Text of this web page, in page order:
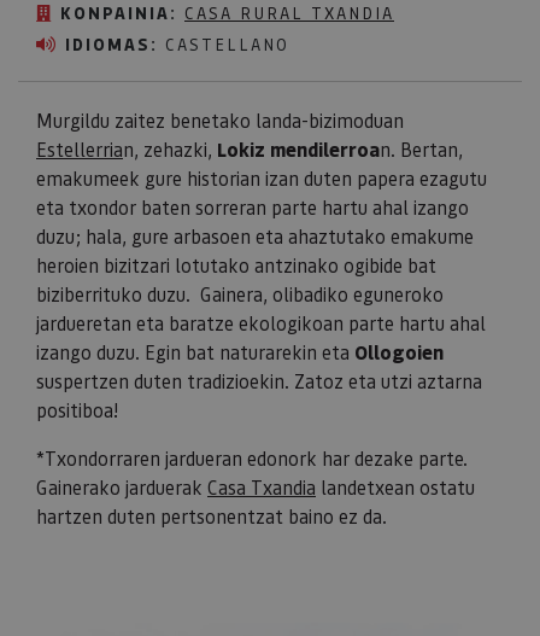
KONPAINIA: CASA RURAL TXANDIA
IDIOMAS: CASTELLANO
Murgildu zaitez benetako landa-bizimoduan
Estellerrian, zehazki, Lokiz mendilerroan. Bertan,
emakumeek gure historian izan duten papera ezagutu
eta txondor baten sorreran parte hartu ahal izango
duzu; hala, gure arbasoen eta ahaztutako emakume
heroien bizitzari lotutako antzinako ogibide bat
biziberrituko duzu. Gainera, olibadiko eguneroko
jardueretan eta baratze ekologikoan parte hartu ahal
izango duzu. Egin bat naturarekin eta Ollogoien
suspertzen duten tradizioekin. Zatoz eta utzi aztarna
positiboa!
*Txondorraren jardueran edonork har dezake parte.
Gainerako jarduerak Casa Txandia landetxean ostatu
hartzen duten pertsonentzat baino ez da.